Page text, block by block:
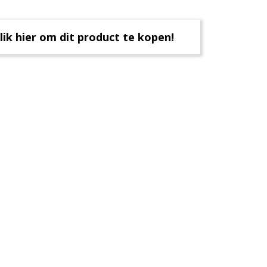
hier om dit product te kopen!